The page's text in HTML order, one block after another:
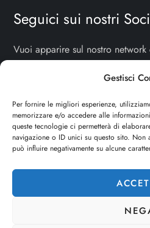
Gestisci
Per fornire le migliori esperienze,
memorizzare e/o accedere alle
queste tecnologie ci permetterà di
navigazione o ID unici su questo sito. Non
può influire negativamente su alcune
Seguici sui nostri
Vuoi apparire sul nostro
TI ASPETTIAMO!
info e contatti:staff@dojoblog.it
dojouomo.it è un progetto
legale in Via delle Sirene 34 -
IT13402731007